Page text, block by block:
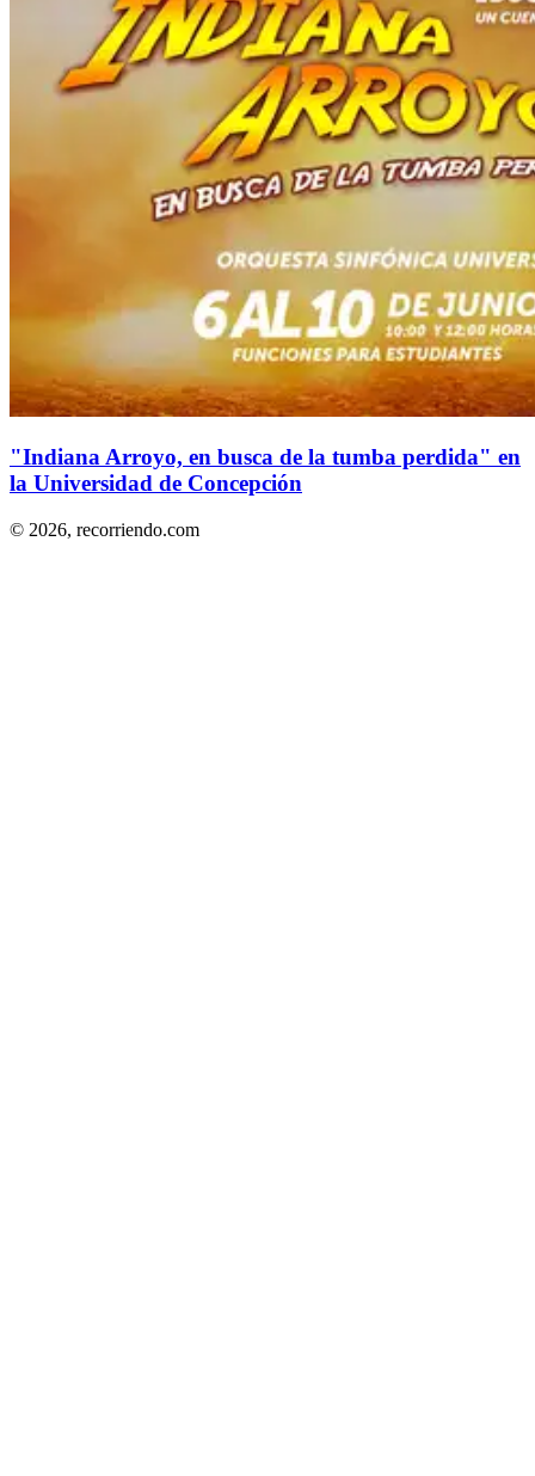
"Indiana Arroyo, en busca de la tumba perdida" en
la Universidad de Concepción
© 2026, recorriendo.com